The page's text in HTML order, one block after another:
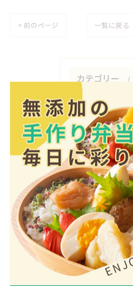
< 前のページ 一覧に戻る
カテゴリー
全てのカテゴリー
日替わり
惣菜
手作り
ヘルシー
1人
最近の投稿